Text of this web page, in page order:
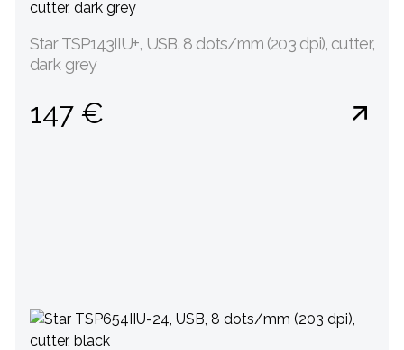
Star TSP143IIU+, USB, 8 dots/mm (203 dpi), cutter,
dark grey
147 €